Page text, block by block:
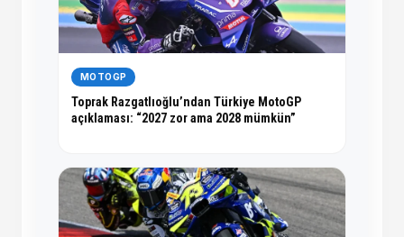
MOTOGP
Toprak Razgatlıoğlu’ndan Türkiye MotoGP
açıklaması: “2027 zor ama 2028 mümkün”